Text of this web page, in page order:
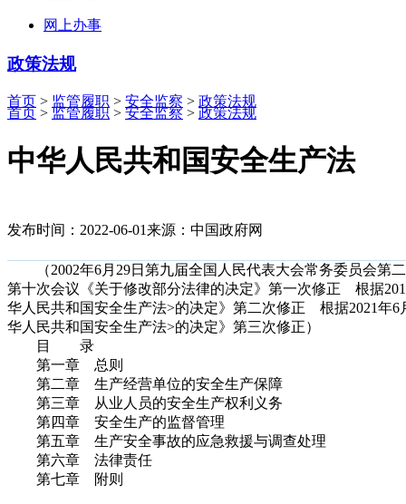
网上办事
政策法规
首页 > 监管履职 > 安全监察 > 政策法规
首页 > 监管履职 > 安全监察 > 政策法规
中华人民共和国安全生产法
发布时间：2022-06-01来源：中国政府网
（2002年6月29日第九届全国人民代表大会常务委员会第
第十次会议《关于修改部分法律的决定》第一次修正 根据
华人民共和国安全生产法>的决定》第二次修正 根据2021年
华人民共和国安全生产法>的决定》第三次修正）
目 录
第一章 总则
第二章 生产经营单位的安全生产保障
第三章 从业人员的安全生产权利义务
第四章 安全生产的监督管理
第五章 生产安全事故的应急救援与调查处理
第六章 法律责任
第七章 附则